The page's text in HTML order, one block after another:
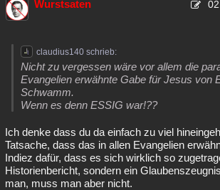
Wurstsaten
claudius140 schrieb:
Nicht zu vergessen wäre vor allem die
Evangelien erwähnte Gabe für Jesus von
Schwamm.
Wenn es denn ESSIG war!??
Ich denke dass du da einfach zu viel
Tatsache, dass das in allen Evangelien
Indiez dafür, dass es sich wirklich so
Historienbericht, sondern ein
man, muss man aber nicht.